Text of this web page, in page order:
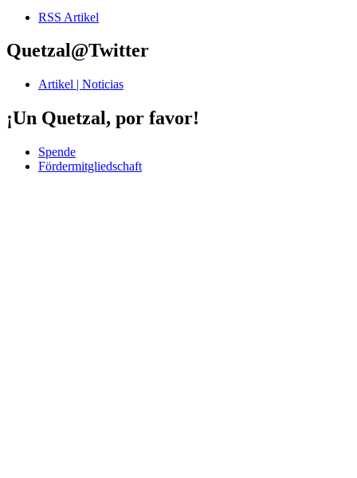
RSS Artikel
Quetzal@Twitter
Artikel | Noticias
¡Un Quetzal, por favor!
Spende
Fördermitgliedschaft